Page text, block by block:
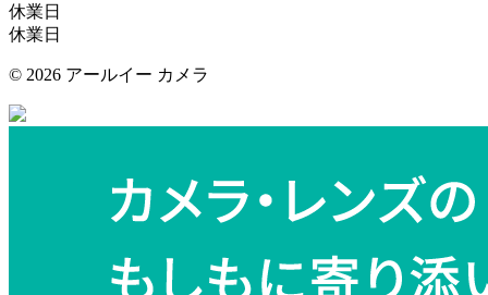
休業日
休業日
© 2026 アールイー カメラ